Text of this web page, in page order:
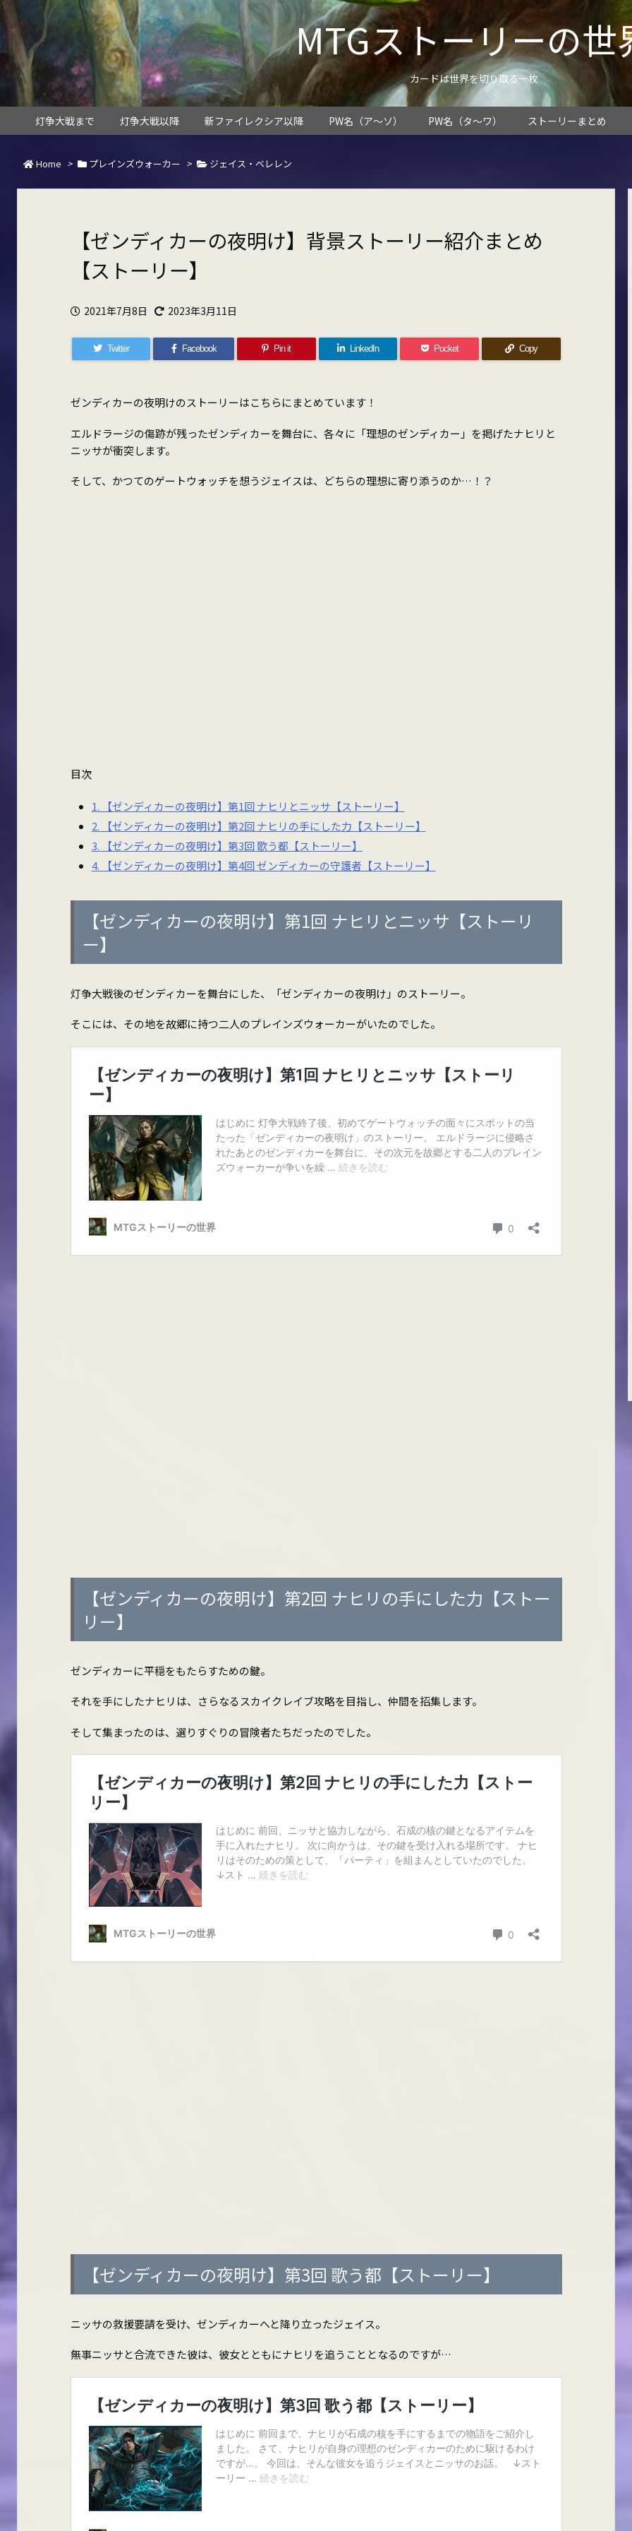
MTGストーリーの世
カードは世界を切り取る一枚
灯争大戦まで 灯争大戦以降 新ファイレクシア以降 PW名（ア～ソ） PW名（タ～ワ） ストーリーまとめ
Home > プレインズウォーカー > ジェイス・ベレレン
【ゼンディカーの夜明け】背景ストーリー紹介まとめ
【ストーリー】
2021年7月8日 2023年3月11日
Twitter Facebook Pin it LinkedIn Pocket Copy
ゼンディカーの夜明けのストーリーはこちらにまとめています！
エルドラージの傷跡が残ったゼンディカーを舞台に、各々に「理想のゼンディカー」を掲げたナヒリと
ニッサが衝突します。
そして、かつてのゲートウォッチを想うジェイスは、どちらの理想に寄り添うのか…！？
目次
1. 【ゼンディカーの夜明け】第1回 ナヒリとニッサ【ストーリー】
2. 【ゼンディカーの夜明け】第2回 ナヒリの手にした力【ストーリー】
3. 【ゼンディカーの夜明け】第3回 歌う都【ストーリー】
4. 【ゼンディカーの夜明け】第4回 ゼンディカーの守護者【ストーリー】
【ゼンディカーの夜明け】第1回 ナヒリとニッサ【ストーリ
ー】
灯争大戦後のゼンディカーを舞台にした、「ゼンディカーの夜明け」のストーリー。
そこには、その地を故郷に持つ二人のプレインズウォーカーがいたのでした。
【ゼンディカーの夜明け】第2回 ナヒリの手にした力【ストー
リー】
ゼンディカーに平穏をもたらすための鍵。
それを手にしたナヒリは、さらなるスカイクレイブ攻略を目指し、仲間を招集します。
そして集まったのは、選りすぐりの冒険者たちだったのでした。
【ゼンディカーの夜明け】第3回 歌う都【ストーリー】
ニッサの救援要請を受け、ゼンディカーへと降り立ったジェイス。
無事ニッサと合流できた彼は、彼女とともにナヒリを追うこととなるのですが…